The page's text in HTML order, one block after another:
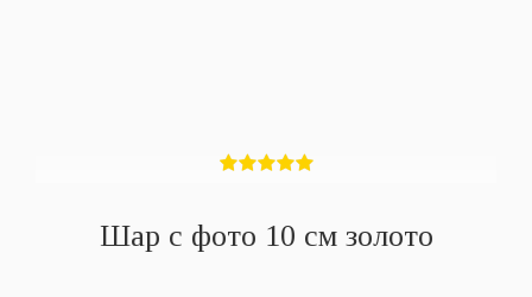
Шар с фото 10 см золото